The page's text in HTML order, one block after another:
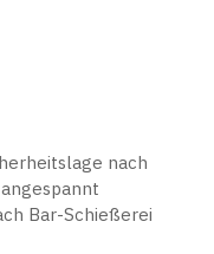
nach
Bar-Schießerei